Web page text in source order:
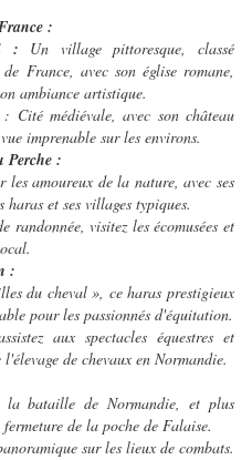
:
: Un village pittoresque, classé
France, avec son église romane,
ambiance artistique.
: Cité médiévale, avec son château
imprenable sur les environs.
Perche :
les amoureux de la nature, avec ses
haras et ses villages typiques.
randonnée, visitez les écomusées et
:
du cheval », ce haras prestigieux
pour les passionnés d'équitation.
aux spectacles équestres et
de chevaux en Normandie.
la bataille de Normandie, et plus
de la poche de Falaise.
sur les lieux de combats.